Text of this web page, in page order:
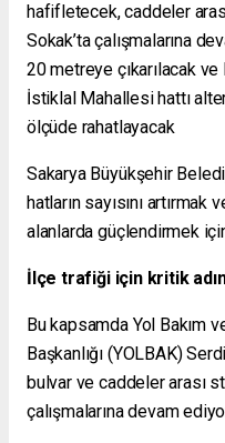
hafifletecek, caddeler
Sokak’ta çalışmalarına
20 metreye çıkarılacak
İstiklal Mahallesi hattı
ölçüde rahatlayacak
Sakarya Büyükşehir
hatların sayısını artırmak
alanlarda güçlendirmek
İlçe trafiği için kritik
Bu kapsamda Yol Bakım
Başkanlığı (YOLBAK)
bulvar ve caddeler arası
çalışmalarına devam